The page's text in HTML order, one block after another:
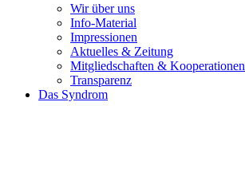
Wir über uns
Info-Material
Impressionen
Aktuelles & Zeitung
Mitgliedschaften & Kooperationen
Transparenz
Das Syndrom